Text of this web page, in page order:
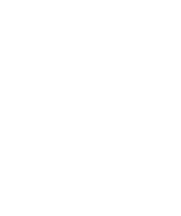
юридическим
охватывает
зданий, прокладку
водоснабжения и
а также разведочное
направления